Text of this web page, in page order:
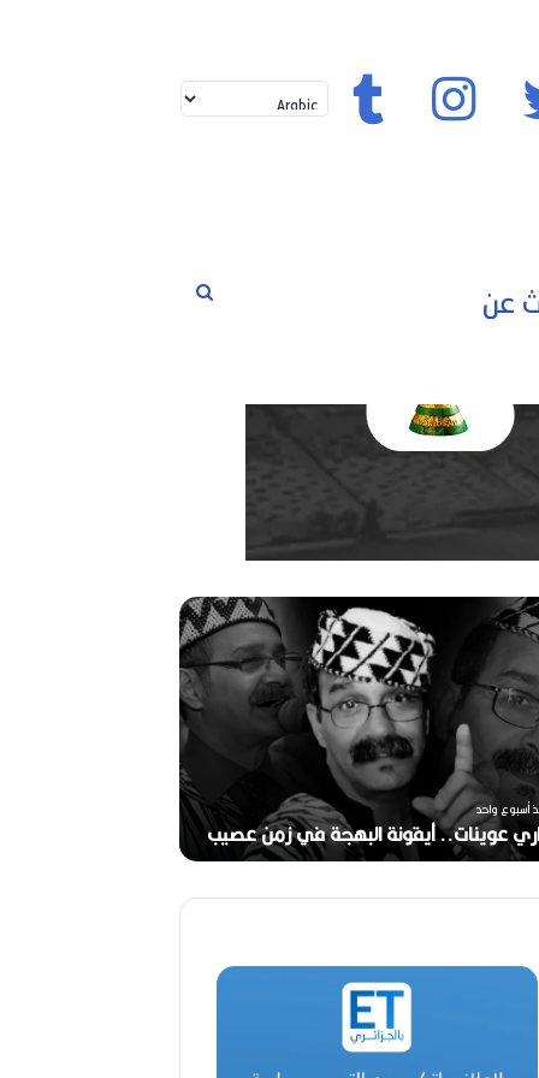
تويتر إنستغرامتيك توك
بحث
حوارات مسابقات رياضة
أسبوع واحد
عوينات.. أيقونة البهجة في زمن عصيب
رحيل
المخرج
القدير
محمد
الأمين
2026)